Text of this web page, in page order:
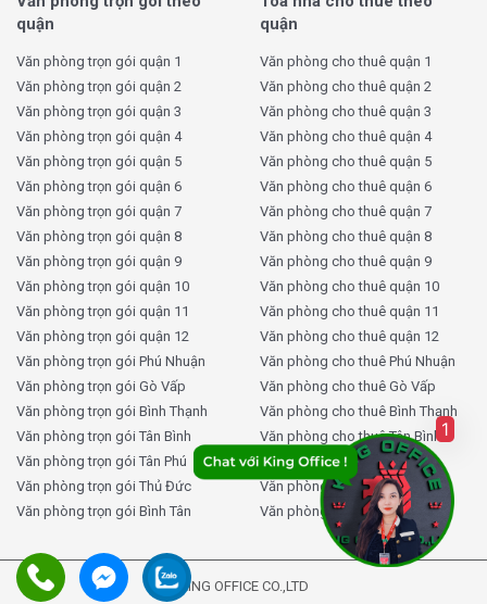
1. Ưu điểm của Coworking Space Quận 8
a. Chi phí hợp lý
: Coworking Space tại Quận 8 thường có chi
phí thuê hợp lý hơn so với văn phòng truyền thống, giúp các
startup và freelancer tiết kiệm ngân sách.
b. Đầy đủ tiện ích : Các coworking space tại Quận 8 được
trang bị đầy đủ các tiện ích như wifi, phòng họp, máy in, máy
photocopy, và khu vực nghỉ ngơi. Điều này giúp bạn không
phải lo lắng về việc đầu tư thiết bị văn phòng.
c. Kết nối và mở rộng mạng lưới : Coworking space tạo
điều kiện cho các cá nhân và doanh nghiệp kết nối, giao lưu,
và mở rộng mạng lưới quan hệ.
d. Linh hoạt và thuận tiện
: Bạn có thể lựa chọn làm việc
theo giờ, ngày hoặc thuê theo tháng. Coworking space cung
cấp sự linh hoạt mà văn phòng truyền thống khó đáp ứng.
e. Môi trường làm việc năng động : Coworking space
thường có thiết kế hiện đại, sáng tạo và khuyến khích sự đổi
mới, là lựa chọn lý tưởng cho những ai muốn làm việc trong
quận
Văn phòng trọn gói quận 1
Văn phòng trọn gói quận 2
Văn phòng trọn gói quận 3
Văn phòng trọn gói quận 4
Văn phòng trọn gói quận 5
Văn phòng trọn gói quận 6
Văn phòng trọn gói quận 7
Văn phòng trọn gói quận 8
Văn phòng trọn gói quận 9
Văn phòng trọn gói quận 10
Văn phòng trọn gói quận 11
Văn phòng trọn gói quận 12
Văn phòng trọn gói Phú Nhuận
Văn phòng trọn gói Gò Vấp
Văn phòng trọn gói Bình Thạnh
Văn phòng trọn gói Tân Bình
Văn phòng trọn gói Tân Phú
Văn phòng trọn gói Thủ Đức
Văn phòng trọn gói Bình Tân
quận
Văn phòng cho thuê quận 1
Văn phòng cho thuê quận 2
Văn phòng cho thuê quận 3
Văn phòng cho thuê quận 4
Văn phòng cho thuê quận 5
Văn phòng cho thuê quận 6
Văn phòng cho thuê quận 7
Văn phòng cho thuê quận 8
Văn phòng cho thuê quận 9
Văn phòng cho thuê quận 10
Văn phòng cho thuê quận 11
Văn phòng cho thuê quận 12
Văn phòng cho thuê Phú Nhuận
Văn phòng cho thuê Gò Vấp
Văn phòng cho thuê Bình Thạnh
Văn phòng cho thuê Tân Bình
Văn phòng cho thuê Tân Phú
Văn phòng cho thuê Thủ Đức
Văn phòng cho thuê Bình Tân
KING OFFICE CO.,LTD
1